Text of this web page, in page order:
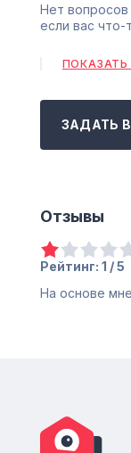
Нет
если вас что-
ПОКАЗАТЬ
ЗАДАТЬ
Отзывы
Рейтинг: 1 / 5
На основе